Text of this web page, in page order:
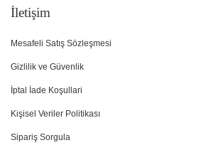
İletişim
Mesafeli Satış Sözleşmesi
Gizlilik ve Güvenlik
İptal İade Koşullari
Kişisel Veriler Politikası
Sipariş Sorgula